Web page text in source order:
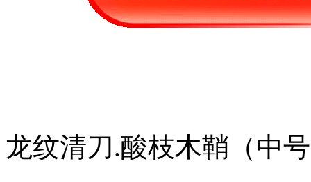
龙纹清刀.酸枝木鞘（中